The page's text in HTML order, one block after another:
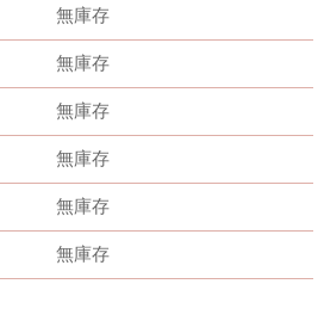
無庫存
無庫存
無庫存
無庫存
無庫存
無庫存